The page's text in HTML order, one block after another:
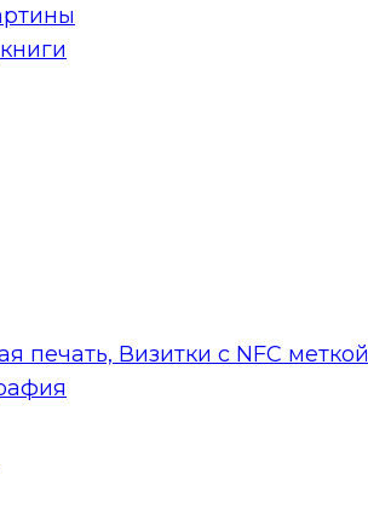
печать, Визитки с NFC меткой